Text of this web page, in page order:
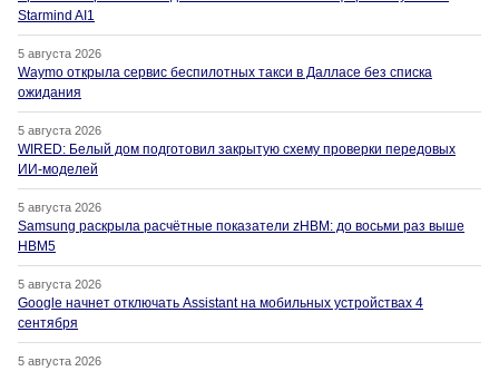
Starmind AI1
5 августа 2026
Waymo открыла сервис беспилотных такси в Далласе без списка
ожидания
5 августа 2026
WIRED: Белый дом подготовил закрытую схему проверки передовых
ИИ-моделей
5 августа 2026
Samsung раскрыла расчётные показатели zHBM: до восьми раз выше
HBM5
5 августа 2026
Google начнет отключать Assistant на мобильных устройствах 4
сентября
5 августа 2026